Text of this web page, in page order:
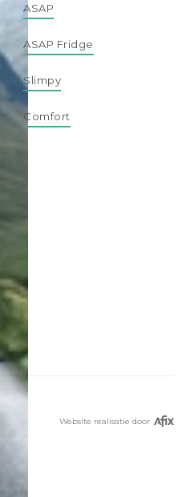
ASAP
ASAP Fridge
Slimpy
Comfort
Website realisatie door